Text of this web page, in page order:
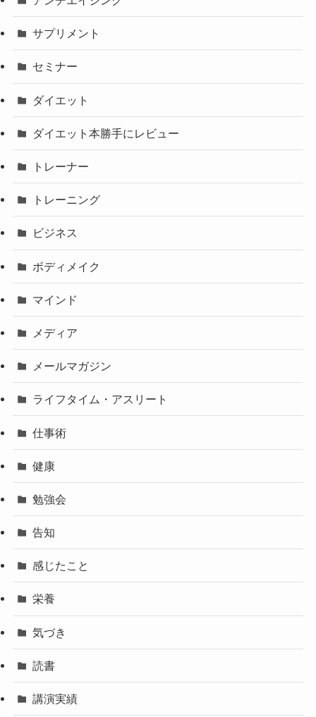
サプリメント
セミナー
ダイエット
ダイエット本勝手にレビュー
トレーナー
トレーニング
ビジネス
ボディメイク
マインド
メディア
メールマガジン
ライフタイム・アスリート
仕事術
健康
勉強会
告知
感じたこと
栄養
気づき
読書
講演実績